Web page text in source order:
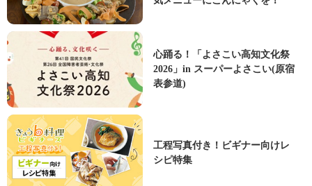
心踊る！「よさこい高知文化祭
2026」in スーパーよさこい(原宿
表参道)
工程写真付き！ビギナー向けレ
シピ特集